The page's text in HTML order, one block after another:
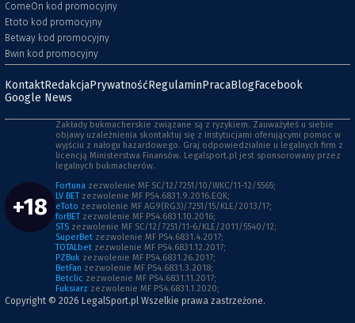
ComeOn kod promocyjny
Etoto kod promocyjny
Betway kod promocyjny
Bwin kod promocyjny
KontaktRedakcjaPrywatnośćRegulaminPracaBlogFacebook
Google News
+18
Zakłady bukmacherskie związane są z ryzykiem. Zauważyłeś u siebie
objawy uzależnienia skontaktuj się z instytucjami oferującymi pomoc w
wyjściu z nałogu hazardowego. Graj odpowiedzialnie u legalnych firm z
licencją Ministerstwa Finansów. Legalsport.pl jest sponsorowany przez
legalnych bukmacherów.
Fortuna zezwolenie MF SC/12/7251/10/WKC/11-12/5565;
LV BET zezwolenie MF PS4.6831.9.2016.EQK;
eToto zezwolenie MF AG9(RG3)/7251/15/KLE/2013/17;
forBET zezwolenie MF PS4.6831.10.2016;
STS zezwolenie MF SC/12/7251/11-6/KLE/2011/5540/12;
SuperBet zezwolenie MF PS4.6831.4.2017;
TOTALbet zezwolenie MF PS4.6831.12.2017;
PZBuk zezwolenie MF PS4.6831.26.2017;
BetFan zezwolenie MF PS4.6831.3.2018;
Betclic zezwolenie MF PS4.6831.11.2017;
Fuksiarz zezwolenie MF PS4.6831.1.2020;
Copyright © 2026 LegalSport.pl Wszelkie prawa zastrzeżone.